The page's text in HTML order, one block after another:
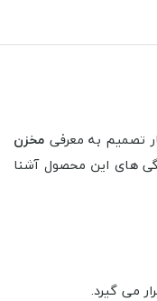
تصمیم به معرفی مخزن
های این محصول آشنا